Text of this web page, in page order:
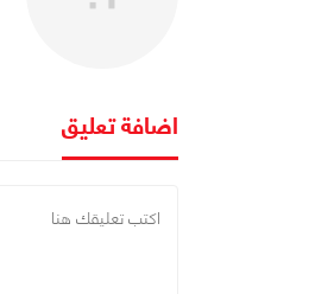
اضافة تعليق